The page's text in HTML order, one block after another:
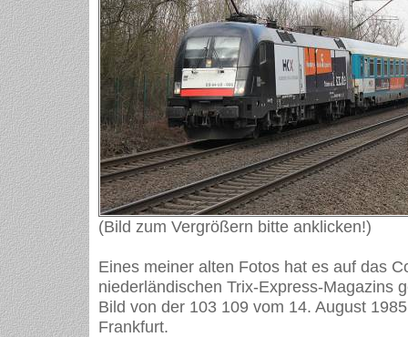
(Bild zum Vergrößern bitte anklicken!)
Eines meiner alten Fotos hat es auf das
niederländischen Trix-Express-Magazins
Bild von der 103 109 vom 14. August
Frankfurt.